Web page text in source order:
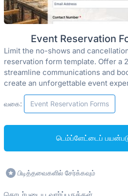
Event Reservation
Limit the no-shows and
reservation form template. Offer a
streamline communications and
create an unforgettable event
வகை: Event Reservation Forms
டெம்ப்ளேட்டைப்
பிடித்தவைகளில் சேர்க்கவும்